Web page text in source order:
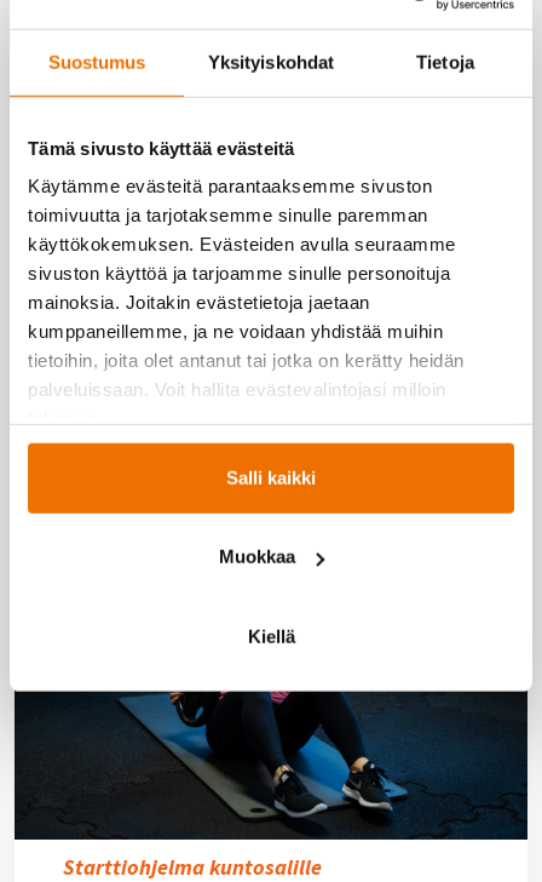
Suostumus Yksityiskohdat Tietoja
Tämä sivusto käyttää evästeitä
Käytämme evästeitä parantaaksemme sivuston
toimivuutta ja tarjotaksemme sinulle paremman
käyttökokemuksen. Evästeiden avulla seuraamme
sivuston käyttöä ja tarjoamme sinulle personoituja
mainoksia. Joitakin evästetietoja jaetaan
kumppaneillemme, ja ne voidaan yhdistää muihin
tietoihin, joita olet antanut tai jotka on kerätty heidän
palveluissaan. Voit hallita evästevalintojasi milloin
Salli kaikki
Muokkaa
Kiellä
Starttiohjelma kuntosalille –
laitepainotteinen
Tämä yksijakoinen harjoitusohjelma toteutetaan
hyödyntämällä lihaskuntolaitteita.
Starttiohjelma kuntosalille